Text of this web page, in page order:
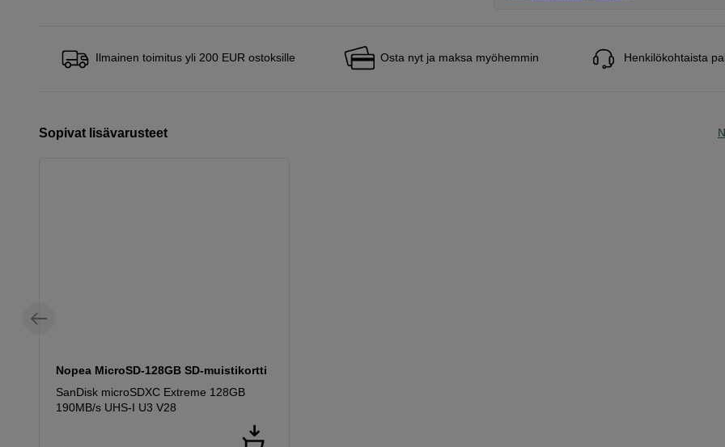
Ilmainen toimitus yli 200 EUR ostoksille Osta nyt ja maksa myöhemmin Henkilökohtaista
Sopivat lisävarusteet
Nopea MicroSD-128GB SD-muistikortti
SanDisk microSDXC Extreme 128GB
190MB/s UHS-I U3 V28